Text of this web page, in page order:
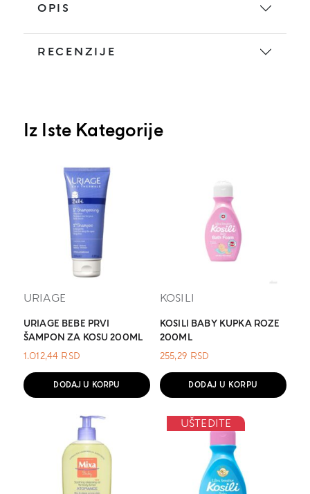
OPIS
RECENZIJE
Iz Iste Kategorije
URIAGE
URIAGE BEBE PRVI
ŠAMPON ZA KOSU 200ML
1.012,44 RSD
DODAJ U KORPU
KOSILI
KOSILI BABY KUPKA ROZE
200ML
255,29 RSD
DODAJ U KORPU
UŠTEDITE